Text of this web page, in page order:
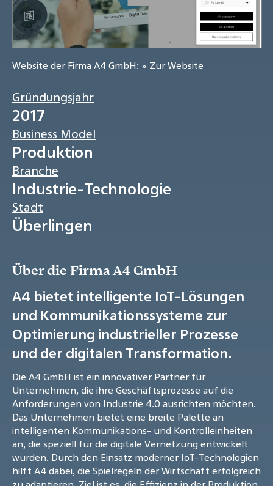
Website der Firma A4 GmbH: » Zur Website
Gründungsjahr
2017
Business Model
Produktion
Branche
Industrie-Technologie
Stadt
Überlingen
Über die Firma A4 GmbH
A4 bietet intelligente IoT-Lösungen
und Kommunikationssysteme zur
Optimierung industrieller Prozesse
und der digitalen Transformation.
Die A4 GmbH ist ein innovativer Partner für
Unternehmen, die ihre Geschäftsprozesse auf die
Anforderungen von Industrie 4.0 ausrichten möchten.
Das Unternehmen bietet eine breite Palette an
intelligenten Kommunikations- und Kontrolleinheiten
an, die speziell für die digitale Vernetzung entwickelt
wurden. Durch den Einsatz moderner IoT-Technologien
hilft A4 dabei, die Spielregeln der Wirtschaft erfolgreich